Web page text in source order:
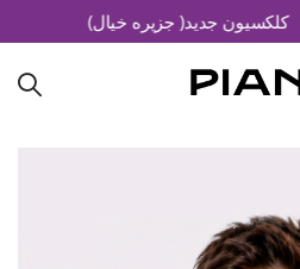
کلکسیون جدید( جزیره خیال)